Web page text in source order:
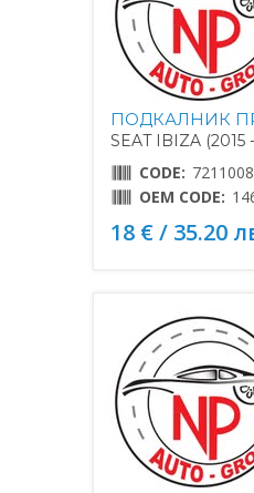
ПОДКАЛНИК
SEAT IBIZA (2015
CODE:
OEM CODE:
18 € / 35.20